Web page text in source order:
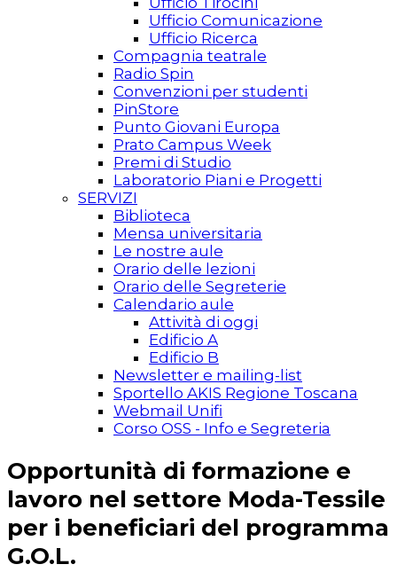
Ufficio Comunicazione
Ufficio Ricerca
Compagnia teatrale
Radio Spin
Convenzioni per studenti
PinStore
Punto Giovani Europa
Prato Campus Week
Premi di Studio
Laboratorio Piani e Progetti
SERVIZI
Biblioteca
Mensa universitaria
Le nostre aule
Orario delle lezioni
Orario delle Segreterie
Calendario aule
Attività di oggi
Edificio A
Edificio B
Newsletter e mailing-list
Sportello AKIS Regione Toscana
Webmail Unifi
Corso OSS - Info e Segreteria
Opportunità di formazione e
lavoro nel settore Moda-Tessile
per i beneficiari del programma
G.O.L.